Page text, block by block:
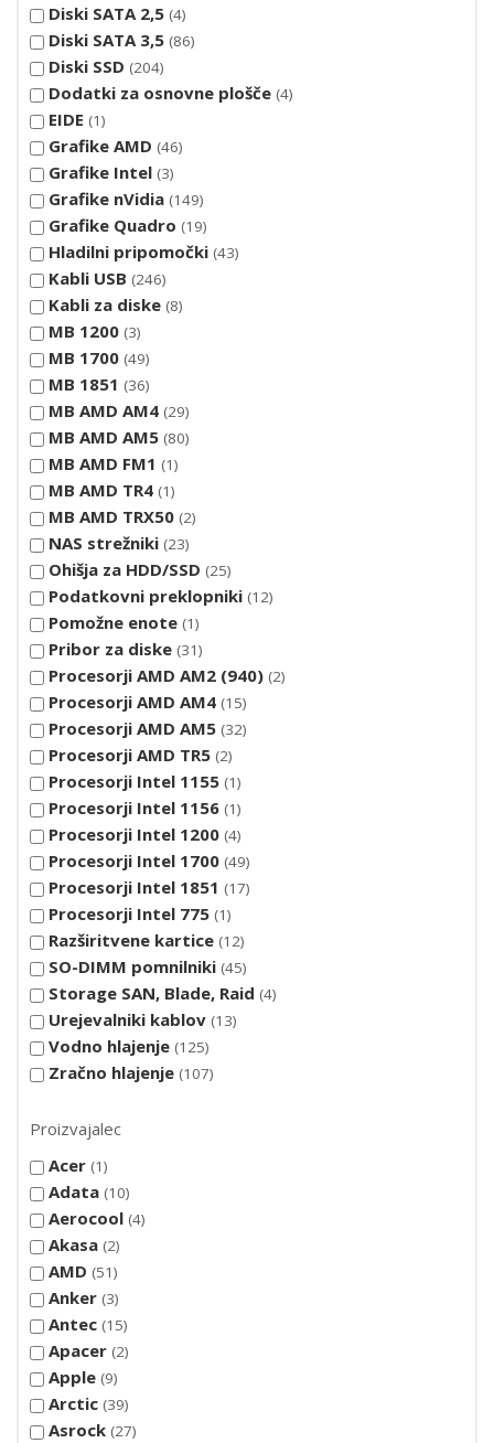
Diski SATA 2,5 4
Diski SATA 3,5 86
Diski SSD 204
Dodatki za osnovne plošče 4
EIDE 1
Grafike AMD 46
Grafike Intel 3
Grafike nVidia 149
Grafike Quadro 19
Hladilni pripomočki 43
Kabli USB 246
Kabli za diske 8
MB 1200 3
MB 1700 49
MB 1851 36
MB AMD AM4 29
MB AMD AM5 80
MB AMD FM1 1
MB AMD TR4 1
MB AMD TRX50 2
NAS strežniki 23
Ohišja za HDD/SSD 25
Podatkovni preklopniki 12
Pomožne enote 1
Pribor za diske 31
Procesorji AMD AM2 (940) 2
Procesorji AMD AM4 15
Procesorji AMD AM5 32
Procesorji AMD TR5 2
Procesorji Intel 1155 1
Procesorji Intel 1156 1
Procesorji Intel 1200 4
Procesorji Intel 1700 49
Procesorji Intel 1851 17
Procesorji Intel 775 1
Razširitvene kartice 12
SO-DIMM pomnilniki 45
Storage SAN, Blade, Raid 4
Urejevalniki kablov 13
Vodno hlajenje 125
Zračno hlajenje 107
Proizvajalec
Acer 1
Adata 10
Aerocool 4
Akasa 2
AMD 51
Anker 3
Antec 15
Apacer 2
Apple 9
Arctic 39
Asrock 27